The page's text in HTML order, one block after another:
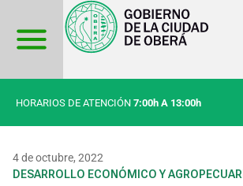
contenido
HORARIOS DE ATENCIÓN 7:00h A 13:00h
4 de octubre, 2022
DESARROLLO ECONÓMICO Y